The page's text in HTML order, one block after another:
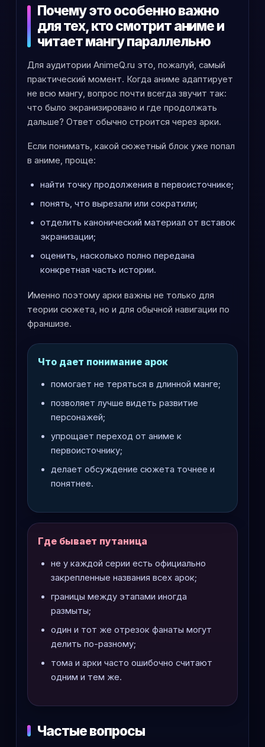
Почему это особенно важно
для тех, кто смотрит аниме и
читает мангу параллельно
Для аудитории AnimeQ.ru это, пожалуй, самый
практический момент. Когда аниме адаптирует
не всю мангу, вопрос почти всегда звучит так:
что было экранизировано и где продолжать
дальше? Ответ обычно строится через арки.
Если понимать, какой сюжетный блок уже попал
в аниме, проще:
найти точку продолжения в первоисточнике;
понять, что вырезали или сократили;
отделить канонический материал от вставок
экранизации;
оценить, насколько полно передана
конкретная часть истории.
Именно поэтому арки важны не только для
теории сюжета, но и для обычной навигации по
франшизе.
Что дает понимание арок
помогает не теряться в длинной манге;
позволяет лучше видеть развитие
персонажей;
упрощает переход от аниме к
первоисточнику;
делает обсуждение сюжета точнее и
понятнее.
Где бывает путаница
не у каждой серии есть официально
закрепленные названия всех арок;
границы между этапами иногда
размыты;
один и тот же отрезок фанаты могут
делить по-разному;
тома и арки часто ошибочно считают
одним и тем же.
Частые вопросы